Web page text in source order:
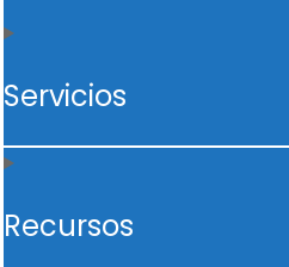
Servicios
Recursos